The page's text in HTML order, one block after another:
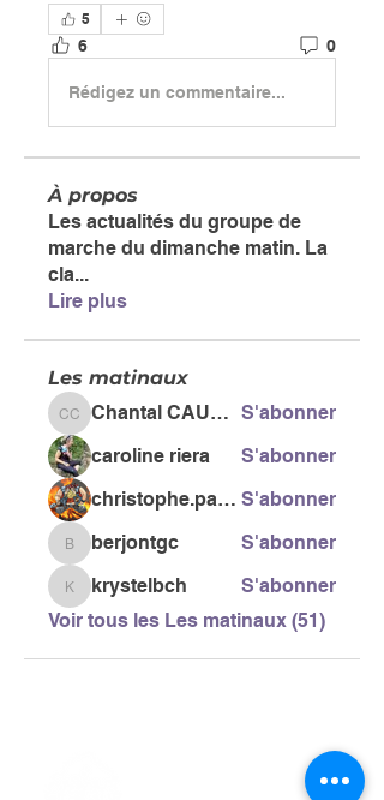
5
6 0
Rédigez un commentaire...
À propos
Les actualités du groupe de
marche du dimanche matin. La
cla...
Lire plus
Les matinaux
Chantal CAUSSE Chantal CAUSSE S'abonner
caroline riera
S'abonner
christophe.pacific S'abonner
berjontgc
berjontgc S'abonner
krystelbch
krystelbch
S'abonner
Voir tous les Les matinaux (51)